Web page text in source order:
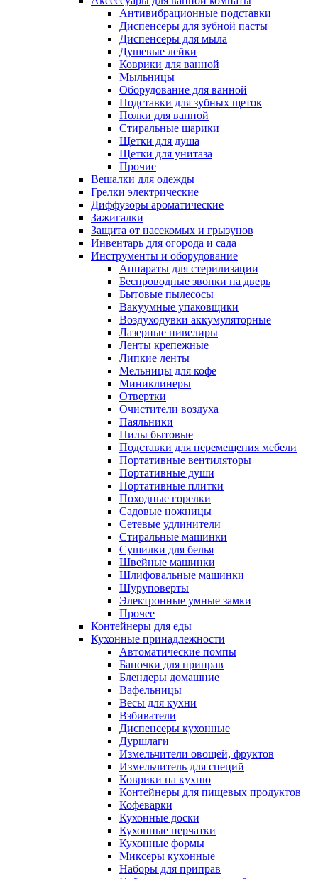
Антивибрационные подставки
Диспенсеры для зубной пасты
Диспенсеры для мыла
Душевые лейки
Коврики для ванной
Мыльницы
Оборудование для ванной
Подставки для зубных щеток
Полки для ванной
Стиральные шарики
Щетки для душа
Щетки для унитаза
Прочие
Вешалки для одежды
Грелки электрические
Диффузоры ароматические
Зажигалки
Защита от насекомых и грызунов
Инвентарь для огорода и сада
Инструменты и оборудование
Аппараты для стерилизации
Беспроводные звонки на дверь
Бытовые пылесосы
Вакуумные упаковщики
Воздуходувки аккумуляторные
Лазерные нивелиры
Ленты крепежные
Липкие ленты
Мельницы для кофе
Миниклинеры
Отвертки
Очистители воздуха
Паяльники
Пилы бытовые
Подставки для перемещения мебели
Портативные вентиляторы
Портативные души
Портативные плитки
Походные горелки
Садовые ножницы
Сетевые удлинители
Стиральные машинки
Сушилки для белья
Швейные машинки
Шлифовальные машинки
Шуруповерты
Электронные умные замки
Прочее
Контейнеры для еды
Кухонные принадлежности
Автоматические помпы
Баночки для приправ
Блендеры домашние
Вафельницы
Весы для кухни
Взбиватели
Диспенсеры кухонные
Дуршлаги
Измельчители овощей, фруктов
Измельчитель для специй
Коврики на кухню
Контейнеры для пищевых продуктов
Кофеварки
Кухонные доски
Кухонные перчатки
Кухонные формы
Миксеры кухонные
Наборы для приправ